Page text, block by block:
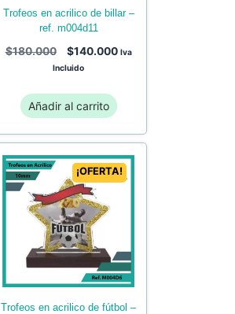
trofeos en acrilico de billar –
ref. m004d11
$180.000 $140.000 Iva
Incluido
Añadir al carrito
¡OFERTA!
trofeos en acrilico de fútbol –